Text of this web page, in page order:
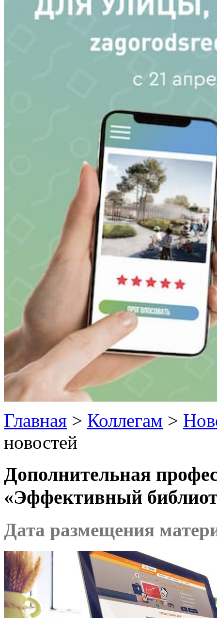
Главная > Коллегам >
новостей
Дополнительная
«Эффективный
Дата размещения